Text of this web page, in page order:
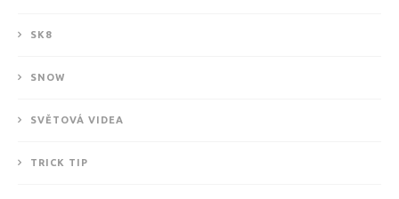
SK8
SNOW
SVĚTOVÁ VIDEA
TRICK TIP